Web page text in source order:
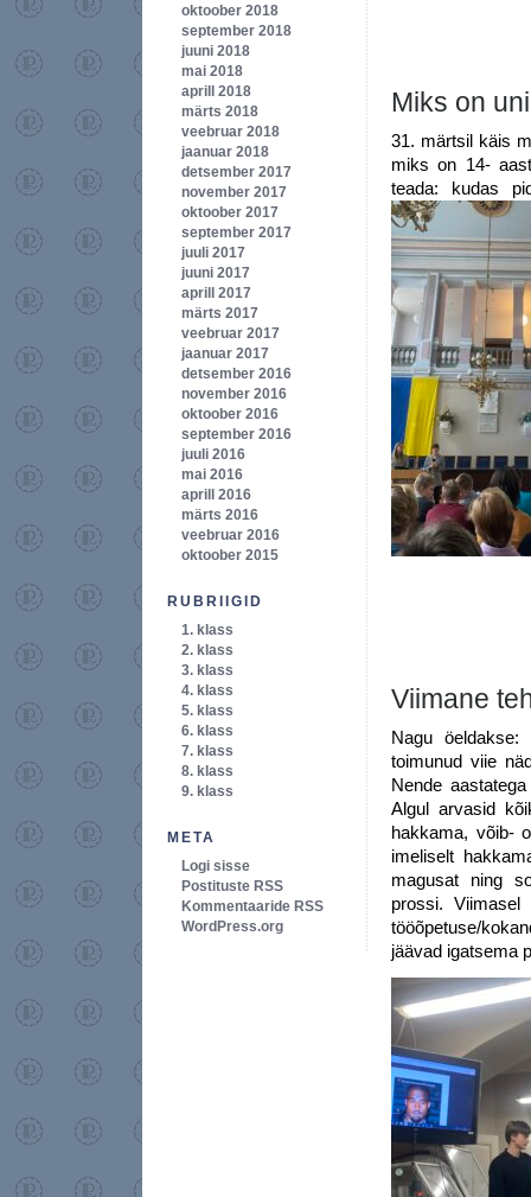
Miks on
31. märtsil käis
miks on 14-
teada: kudas
Viimane
Nagu
toimunud viie
Nende
Algul arvasid
hakkama, võib-
imeliselt
magusat ning
prossi.
tööõpetuse/
jäävad igatsema
oktoober 2018
september 2018
juuni 2018
mai 2018
aprill 2018
märts 2018
veebruar 2018
jaanuar 2018
detsember 2017
november 2017
oktoober 2017
september 2017
juuli 2017
juuni 2017
aprill 2017
märts 2017
veebruar 2017
jaanuar 2017
detsember 2016
november 2016
oktoober 2016
september 2016
juuli 2016
mai 2016
aprill 2016
märts 2016
veebruar 2016
oktoober 2015
RUBRIIGID
1. klass
2. klass
3. klass
4. klass
5. klass
6. klass
7. klass
8. klass
9. klass
META
Logi sisse
Postituste RSS
Kommentaaride RSS
WordPress.org